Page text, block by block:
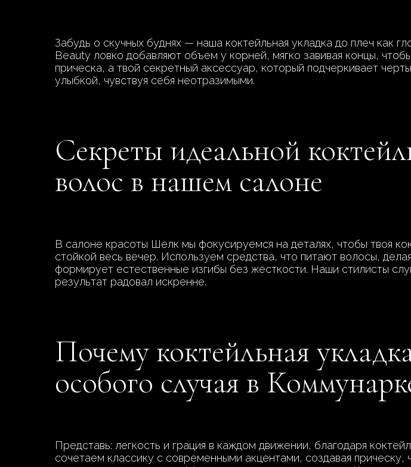
Забудь о скучных буднях — наша коктейльная укладка до плеч как
Beauty ловко добавляют объем у корней, мягко завивая концы,
прическа, а твой секретный аксессуар, который подчеркивает
улыбкой, чувствуя себя неотразимыми.
Секреты идеальной
волос в нашем салоне
В салоне красоты Шелк мы фокусируемся на деталях, чтобы твоя
стойкой весь вечер. Используем средства, что питают волосы,
формирует естественные изгибы без жесткости. Наши стилисты
результат радовал искренне.
Почему коктейльная
особого случая в
Представь: легкость и грация в каждом движении, благодаря
сочетаем классику с современными акцентами, создавая